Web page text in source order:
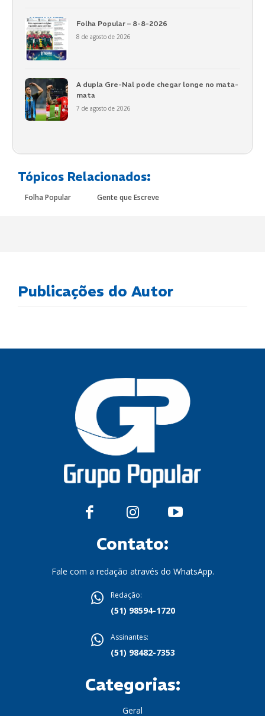
Folha Popular – 8-8-2026
8 de agosto de 2026
A dupla Gre-Nal pode chegar longe no mata-
mata
7 de agosto de 2026
Tópicos Relacionados:
Folha Popular Gente que Escreve
Publicações do Autor
Contato:
Fale com a redação através do WhatsApp.
Redação:
(51) 98594-1720
Assinantes:
(51) 98482-7353
Categorias:
Geral